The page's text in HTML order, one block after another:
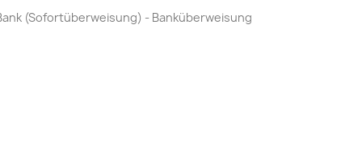
(Sofortüberweisung) - Banküberweisung